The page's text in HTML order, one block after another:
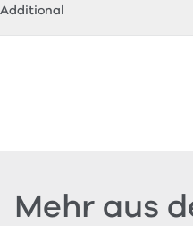
Additional
Mehr aus